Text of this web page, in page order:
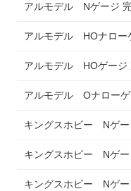
アルモデル Nゲージ
アルモデル HOナロー
アルモデル HOゲージ
アルモデル Oナローゲ
キングスホビー Nゲー
キングスホビー Nゲ
キングスホビー Nゲ